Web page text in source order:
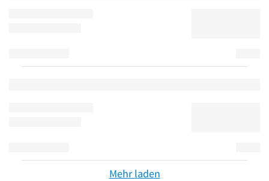
Mehr laden